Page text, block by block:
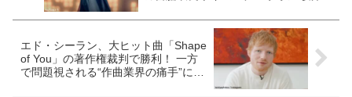
本人美女も
エド・シーラン、大ヒット曲「Shape
of You」の著作権裁判で勝利！ 一方
で問題視される“作曲業界の痛手”につ